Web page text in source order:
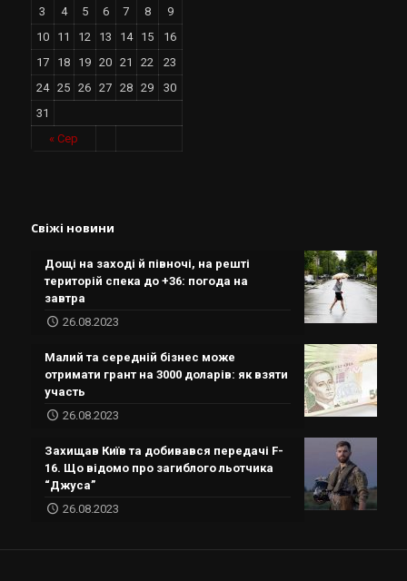
« Сер
3
4 5 6 7 8
9
10
11 12 13 14 15
16
17
18 19 20 21 22
23
24
25 26 27 28 29
30
31
Свіжі новини
Дощі на заході й півночі, на решті
територій спека до +36: погода на
завтра
26.08.2023
Малий та середній бізнес може
отримати грант на 3000 доларів: як взяти
участь
26.08.2023
Захищав Київ та добивався передачі F-
16. Що відомо про загиблого льотчика
“Джуса”
26.08.2023